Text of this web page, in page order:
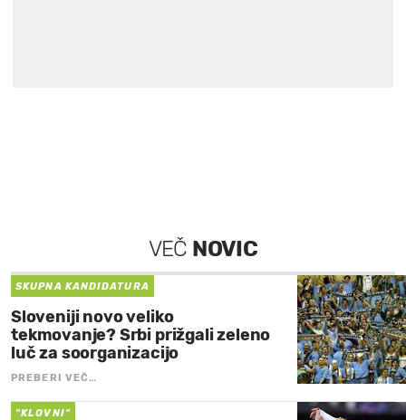
VEČ NOVIC
SKUPNA KANDIDATURA
Sloveniji novo veliko
tekmovanje? Srbi prižgali zeleno
luč za soorganizacijo
PREBERI VEČ…
"KLOVNI"